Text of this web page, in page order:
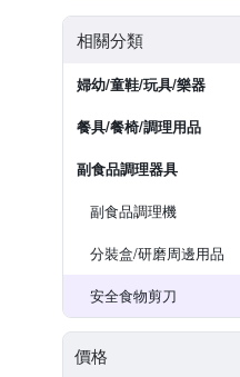
相關分類
婦幼/童鞋/玩具/樂器
餐具/餐椅/調理用品
副食品調理器具
副食品調理機
分裝盒/研磨周邊用品
安全食物剪刀
價格